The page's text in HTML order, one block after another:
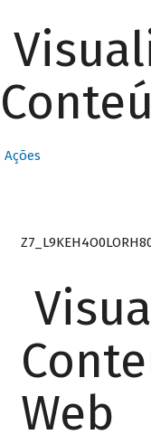
Ações
Web